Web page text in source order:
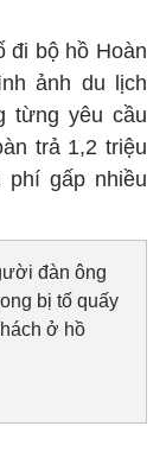
đi bộ hồ Hoàn
ảnh du lịch
từng yêu cầu
trả 1,2 triệu
phí gấp nhiều
đàn ông
bị tố quấy
ở hồ